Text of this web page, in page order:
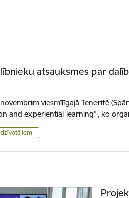
atsauksmes par
viesmīlīgajā Tenerifē
and experiential learning”, ko